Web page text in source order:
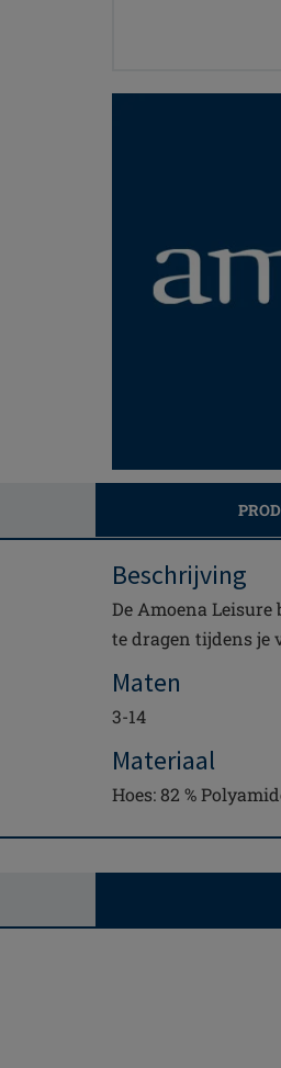
Beschrijving
De Amoena
te dragen tijdens je
Maten
3-14
Materiaal
Hoes: 82 %